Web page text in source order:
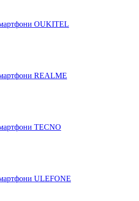
OUKITEL
REALME
TECNO
ULEFONE